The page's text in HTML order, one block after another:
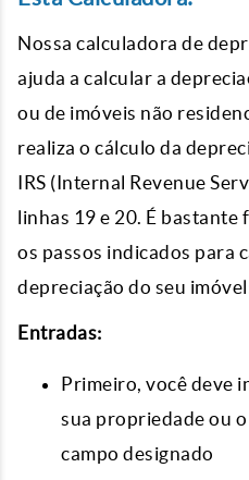
Nossa calculadora de
ajuda a calcular a
ou de imóveis não
realiza o cálculo da
IRS (Internal Revenue
linhas 19 e 20. É bastante
os passos indicados para
depreciação do seu
Entradas:
Primeiro, você deve
sua propriedade ou
campo designado